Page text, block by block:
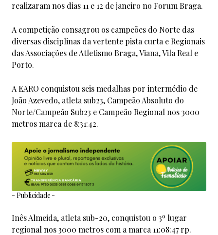
realizaram nos dias 11 e 12 de janeiro no Forum Braga.
A competição consagrou os campeões do Norte das
diversas disciplinas da vertente pista curta e Regionais
das Associações de Atletismo Braga, Viana, Vila Real e
Porto.
A EARO conquistou seis medalhas por intermédio de
João Azevedo, atleta sub23, Campeão Absoluto do
Norte/Campeão Sub23 e Campeão Regional nos 3000
metros marca de 8:31:42.
- Publicidade -
Inês Almeida, atleta sub-20, conquistou o 3º lugar
regional nos 3000 metros com a marca 11:08:47 rp.